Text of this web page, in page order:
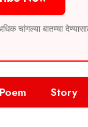
चांगल्या बातम्या
Poem Story